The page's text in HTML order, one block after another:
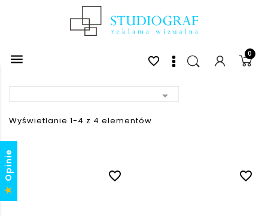
 0
favorite_border

Wyświetlanie 1-4 z 4 elementów
favorite_border favorite_border
Opinie